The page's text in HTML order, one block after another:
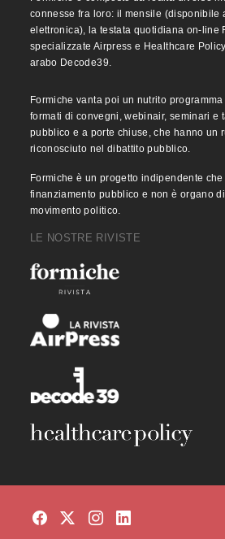
connesse fra loro: il mensile (disponibile
elettronica), la testata quotidiana on-line
specializzate Airpress e Healthcare
arabo Decode39.
Formiche vanta poi un nutrito
formati di convegni, webinair, seminari e
pubblico e a porte chiuse, che hanno un
riconosciuto nel dibattito pubblico.
Formiche è un progetto indipendente che
finanziamento pubblico e non è organo
movimento politico.
LE NOSTRE RIVISTE